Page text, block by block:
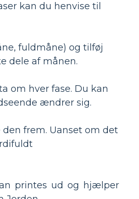
kan du henvise til
fuldmåne) og tilføj
dele af månen.
om hver fase. Du kan
ændrer sig.
frem. Uanset om det
printes ud og hjælper